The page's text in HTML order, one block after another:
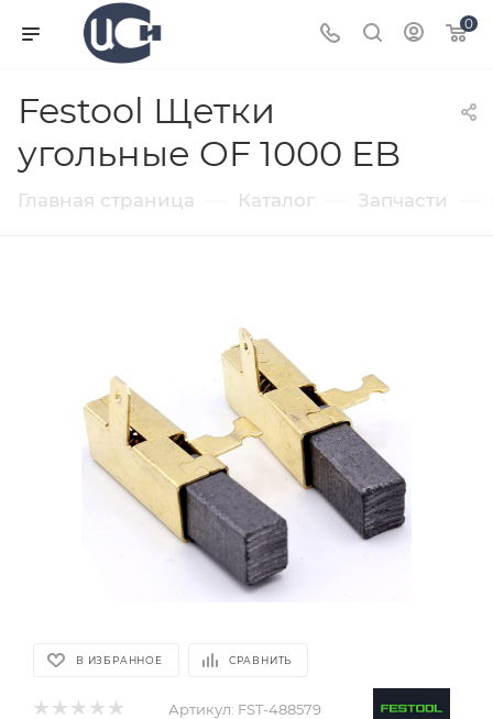
0
Festool Щетки
угольные OF 1000 EB
Главная страница Каталог Запчасти
В ИЗБРАННОЕ СРАВНИТЬ
Артикул: FST-488579